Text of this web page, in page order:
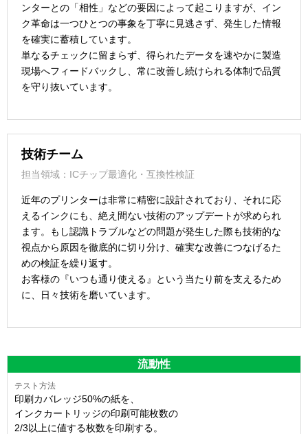
ンターとの「相性」などの要因によって起こりますが、イン
ク革命は一つひとつの事象を丁寧に見逃さず、発生した情報
を確実に蓄積しています。
単なるチェックに留まらず、得られたデータを速やかに製造
現場へフィードバックし、常に改善し続けられる体制で品質
を守り抜いています。
技術チーム
担当領域：ICチップ最適化・互換性検証
近年のプリンターは非常に精密に設計されており、それに応
えるインクにも、絶え間ない技術のアップデートが求められ
ます。もし認識トラブルなどの問題が発生した際も技術的な
視点から原因を徹底的に切り分け、確実な改善につなげるた
めの検証を繰り返す。
お客様の『いつも通り使える』という当たり前を支えるため
に、日々技術を磨いています。
流動性
印刷カバレッジ50%の紙を、
インクカートリッジの印刷可能枚数の
2/3以上に値する枚数を印刷する。